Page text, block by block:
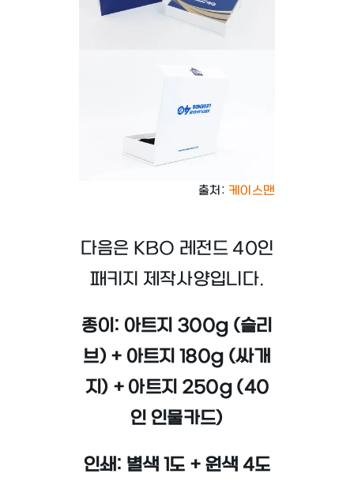
출처: 케이스맨
다음은 KBO 레전드 40인
패키지 제작사양입니다.
종이: 아트지 300g (슬리
브) + 아트지 180g (싸개
지) + 아트지 250g (40
인 인물카드)
인쇄: 별색 1도 + 원색 4도